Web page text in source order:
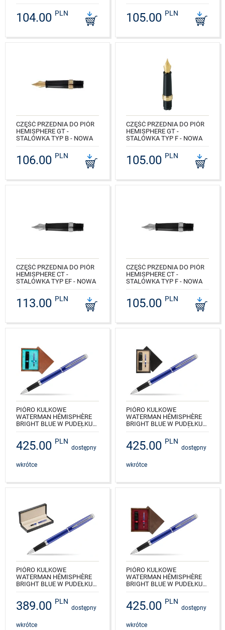
104.00 PLN 105.00 PLN
CZĘŚĆ PRZEDNIA DO PIÓR
HEMISPHERE GT -
STALÓWKA TYP B - NOWA
106.00 PLN
CZĘŚĆ PRZEDNIA DO PIÓR
HEMISPHERE GT -
STALÓWKA TYP F - NOWA
105.00 PLN
CZĘŚĆ PRZEDNIA DO PIÓR
HEMISPHERE CT -
STALÓWKA TYP EF - NOWA
113.00 PLN
CZĘŚĆ PRZEDNIA DO PIÓR
HEMISPHERE CT -
STALÓWKA TYP F - NOWA
105.00 PLN
PIÓRO KULKOWE
WATERMAN HÉMISPHÈRE
BRIGHT BLUE W PUDEŁKU
SINGLE TURKUS
NR KAT.: 2042969_M1T
425.00 PLN
dostępny
wkrótce
PIÓRO KULKOWE
WATERMAN HÉMISPHÈRE
BRIGHT BLUE W PUDEŁKU
NR KAT.: 2042969_C1E
425.00 PLN
dostępny
wkrótce
PIÓRO KULKOWE
WATERMAN HÉMISPHÈRE
BRIGHT BLUE W PUDEŁKU
NR KAT.: 2042969_165BOXB
389.00 PLN
dostępny
wkrótce
PIÓRO KULKOWE
WATERMAN HÉMISPHÈRE
BRIGHT BLUE W PUDEŁKU
SINGLE BORDO
NR KAT.: 2042969_W1B
425.00 PLN
dostępny
wkrótce